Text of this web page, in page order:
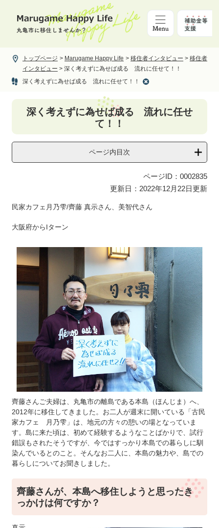
す。
トップページ > Marugame Happy Life > 移住者インタビュー > 移住者
インタビュー > 深く考えずに為せば成る 流れに任せて！！
深く考えずに為せば成る 流れに任せて！！
本
深く考えずに為せば成る 流れに任せ
て！！
ページ内目次
ページID：0002835
更新日：2022年12月22日更新
民家カフェ月乃雫/齊藤 真示さん、美智代さん
大阪府からIターン
齊藤さんご夫婦は、丸亀市の離島である本島（ほんじま）へ、
2012年に移住してきました。お二人が週末に開いている「古民
家カフェ 月乃雫」は、地元の方々の憩いの場となっていま
す。島に来た頃は、初めて経験するようなことばかりで、試行
錯誤もされたそうですが、今ではすっかり本島での暮らしに馴
染んでいるとのこと。そんなお二人に、本島の魅力や、島での
暮らしについてお聞きしました。
齊藤さんが、本島へ移住しようと思ったき
っかけは何ですか？